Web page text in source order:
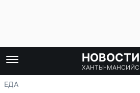
НОВОСТИ
ХАНТЫ-
ЕДА